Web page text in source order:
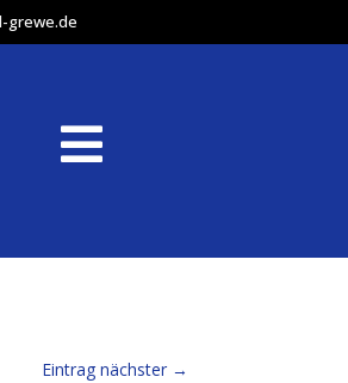
grewe.de
Eintrag nächster→